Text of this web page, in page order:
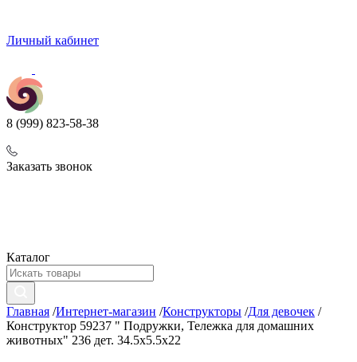
Личный кабинет
8 (999) 823-58-38
Заказать звонок
Каталог
Главная /Интернет-магазин /Конструкторы /Для девочек /
Конструктор 59237 " Подружки, Тележка для домашних
животных" 236 дет. 34.5х5.5х22